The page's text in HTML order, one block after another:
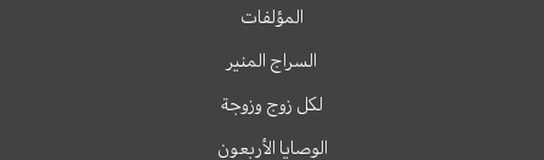
المؤلفات
السراج المنير
لكل زوج وزوجة
الوصايا الأربعون